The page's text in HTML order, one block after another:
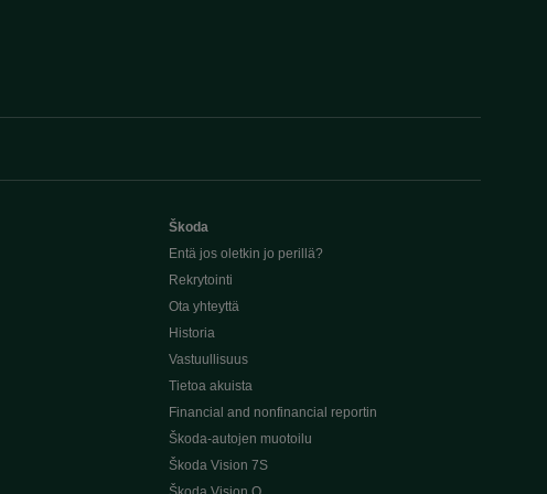
Škoda
Entä jos oletkin jo perillä?
Rekrytointi
Ota yhteyttä
Historia
Vastuullisuus
Tietoa akuista
Financial and nonfinancial reportin
Škoda-autojen muotoilu
Škoda Vision 7S